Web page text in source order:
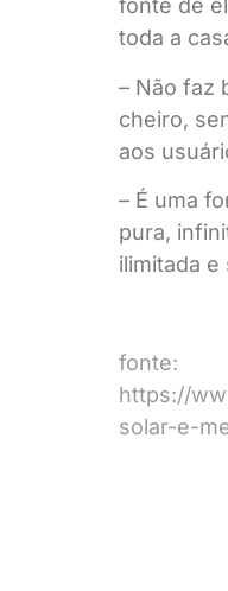
fonte de
toda a
– Não faz
cheiro,
aos
– É uma
pura,
ilimitada
fonte:
https://
solar-e-